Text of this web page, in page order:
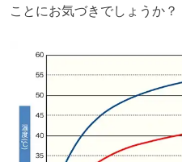
ことにお気づきでしょうか？